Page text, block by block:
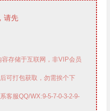
请先
存储于互联网，非VIP会员
可打包获取，勿需挨个下
客服QQ/WX:9-5-7-0-3-2-9-